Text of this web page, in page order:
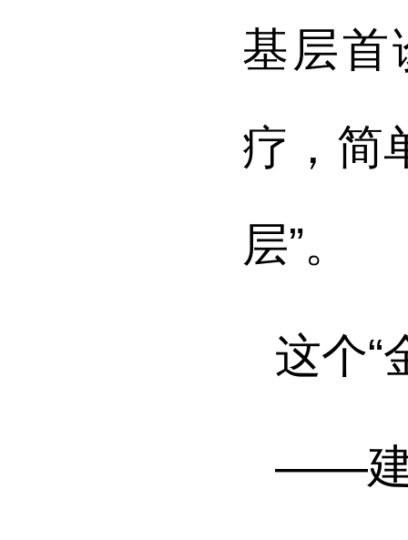
基层
疗，简
层”。
这个“
——建